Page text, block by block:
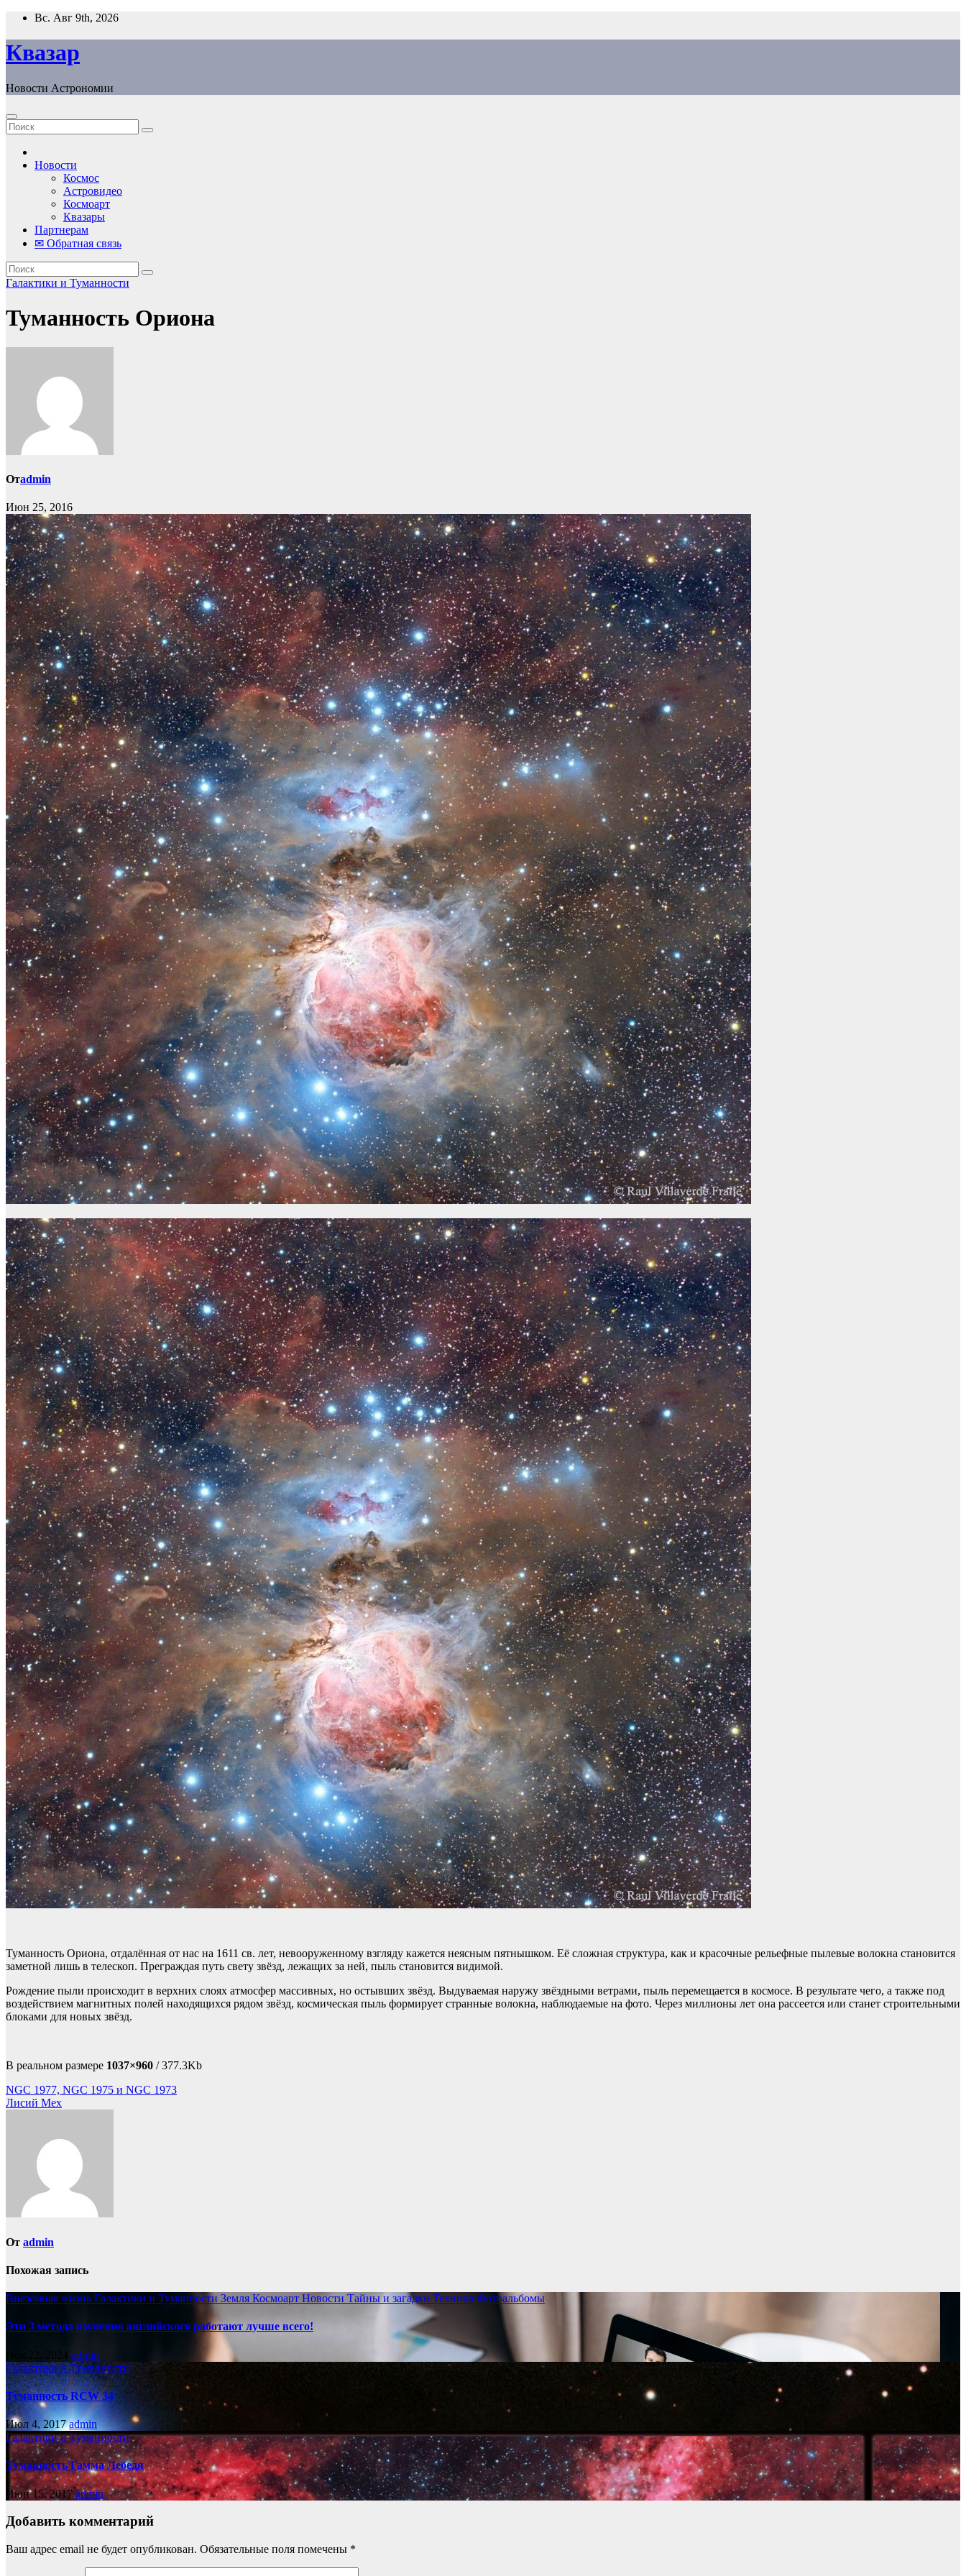
Перейти
содержанию
Вс. Авг 9th, 2026
Квазар
Новости Астрономии
Новости
Космос
Астровидео
Космоарт
Квазары
Партнерам
✉ Обратная связь
Галактики и Туманности
Туманность Ориона
Отadmin
Июн 25, 2016
Туманность Ориона, отдалённая от нас на 1611 св. лет, невооруженному взгляду кажется неясным пятнышком. Её сложная структура, как и красочные рельефные пылевые волокна становится
заметной лишь в телескоп. Преграждая путь свету звёзд, лежащих за ней, пыль становится видимой.
Рождение пыли происходит в верхних слоях атмосфер массивных, но остывших звёзд. Выдуваемая наружу звёздными ветрами, пыль перемещается в космосе. В результате чего, а также под
воздействием магнитных полей находящихся рядом звёзд, космическая пыль формирует странные волокна, наблюдаемые на фото. Через миллионы лет она рассеется или станет строительными
блоками для новых звёзд.
В реальном размере 1037×960 / 377.3Kb
Навигация
по
NGC 1977, NGC 1975 и NGC 1973
Лисий Мех
От admin
Похожая запись
Внеземная жизнь Галактики и Туманности Земля Космоарт Новости Тайны и загадки Техника Фотоальбомы
Эти 3 метода изучения английского работают лучше всего!
admin
Галактики и Туманности
Туманность RCW 34
Июл 4, 2017admin
Галактики и Туманности
Туманность Гамма Лебедя
Июн 15, 2017admin
Добавить комментарий
Ваш адрес email не будет опубликован. Обязательные поля помечены *